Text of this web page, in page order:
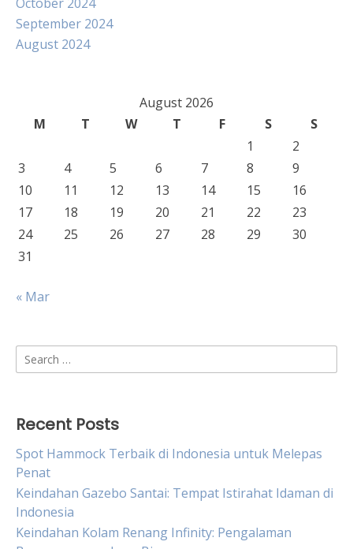
September 2024
August 2024
August 2026
M
T W T F S
S
1
2
3
4 5 6 7 8
9
10
11 12 13 14 15
16
17
18 19 20 21 22
23
24
25 26 27 28 29
30
31
« Mar
Search
for:
Recent Posts
Spot Hammock Terbaik di Indonesia untuk Melepas
Penat
Keindahan Gazebo Santai: Tempat Istirahat Idaman di
Indonesia
Keindahan Kolam Renang Infinity: Pengalaman